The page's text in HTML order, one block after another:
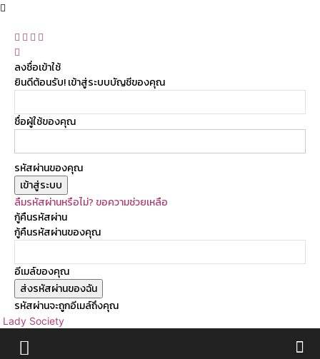
ลงชื่อเข้าใช้
ยินดีต้อนรับ! เข้าสู่ระบบบัญชีของคุณ
ชื่อผู้ใช้ของคุณ
รหัสผ่านของคุณ
ลืมรหัสผ่านหรือไม่? ขอความช่วยเหลือ
กู้คืนรหัสผ่าน
กู้คืนรหัสผ่านของคุณ
อีเมล์ของคุณ
รหัสผ่านจะถูกอีเมล์ถึงคุณ
Lady Society